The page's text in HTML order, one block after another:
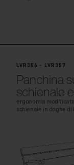
LVR356 - LVR357
Panchina
schienale
ergonomia
schienale in doghe di